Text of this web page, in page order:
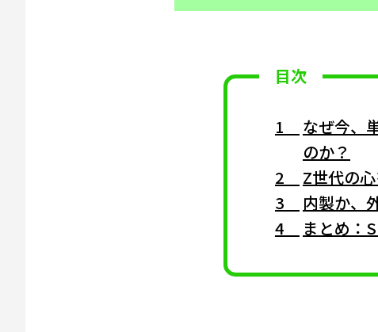
目次
なぜ今、
のか？
Z世代の
内製か、
まとめ：